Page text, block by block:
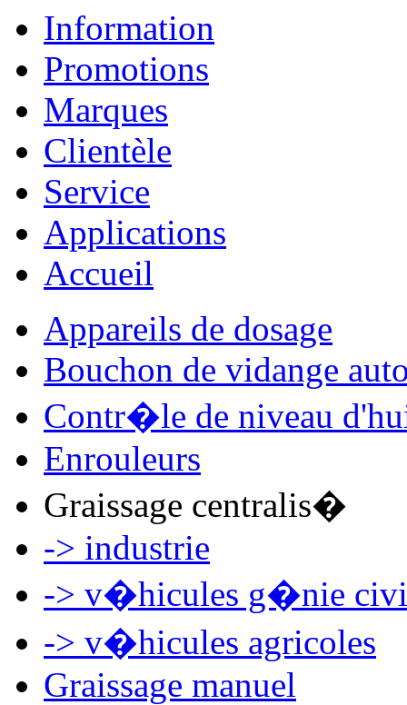
Information
Promotions
Marques
Clientèle
Service
Applications
Accueil
Appareils de dosage
Bouchon de vidange
Contr�le de niveau
Enrouleurs
Graissage centralis�
-> industrie
-> v�hicules g�nie
-> v�hicules agricoles
Graissage manuel